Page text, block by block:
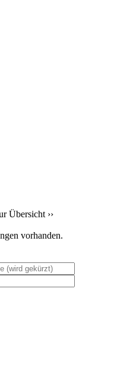
Übersicht ››
vorhanden.